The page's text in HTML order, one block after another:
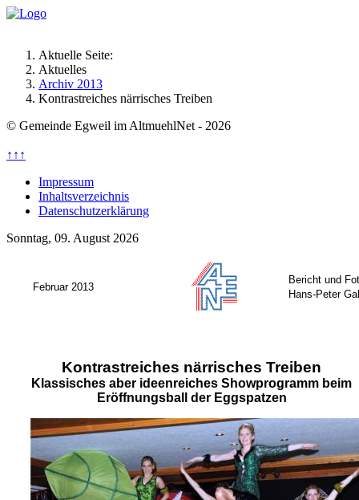
Aktuelle Seite:
Aktuelles
Archiv 2013
Kontrastreiches närrisches Treiben
© Gemeinde Egweil im AltmuehlNet - 2026
↑↑↑
Impressum
Inhaltsverzeichnis
Datenschutzerklärung
Sonntag, 09. August 2026
Februar 2013
Bericht und
Hans-Peter
Kontrastreiches närrisches Treiben
Klassisches aber ideenreiches Showprogramm beim
Eröffnungsball der Eggspatzen